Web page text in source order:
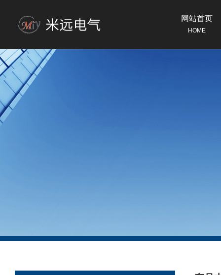
网站首页
HOME